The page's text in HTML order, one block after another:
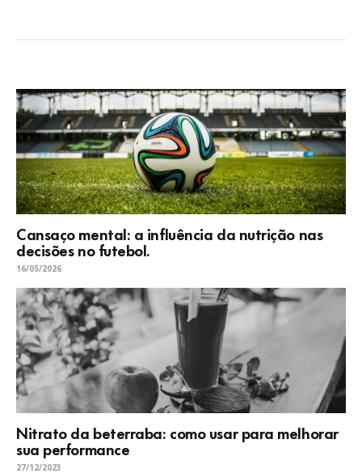
Cansaço mental: a influência da nutrição nas
decisões no futebol.
16/05/2026
Nitrato da beterraba: como usar para melhorar
sua performance
27/12/2023